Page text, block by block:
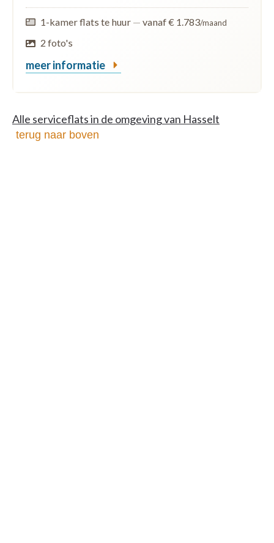
1-kamer flats te huur — vanaf € 1.783/maand
2 foto's
meer informatie
Alle serviceflats in de omgeving van Hasselt
terug naar boven